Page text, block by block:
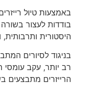
באמצעות טיול
בודדות לעצור
היסטורית
בניגוד לסיורים
רב יותר, עקב עומסי
הרייזרים מתבצעים